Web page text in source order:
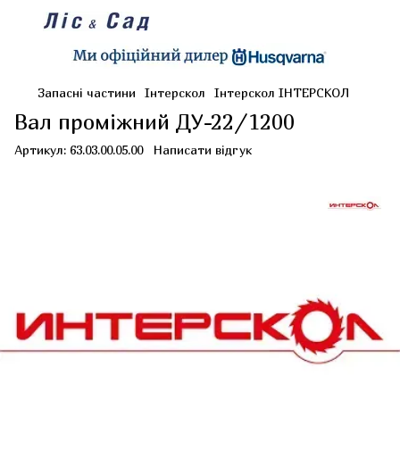
Запасні частини Інтерскол Інтерскол ІНТЕРСКОЛ
Вал проміжний ДУ-22/1200
Артикул: 63.03.00.05.00 Написати відгук